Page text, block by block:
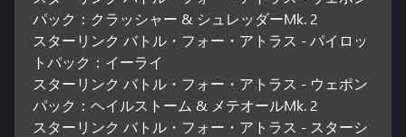
パック：クラッシャー & シュレッダーMk. 2
スターリンク バトル・フォー・アトラス - パイロッ
トパック：イーライ
スターリンク バトル・フォー・アトラス - ウェポン
パック：ヘイルストーム & メテオールMk. 2
スターリンク バトル・フォー・アトラス - スターシ